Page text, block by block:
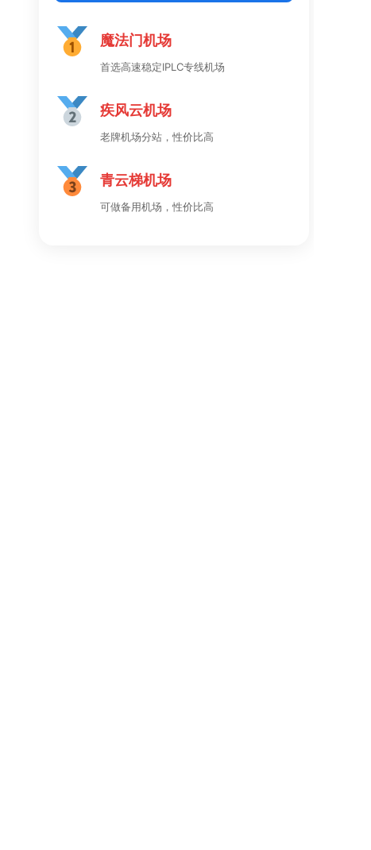
魔法门机场
首选高速稳定IPLC专线机场
疾风云机场
老牌机场分站，性价比高
青云梯机场
可做备用机场，性价比高